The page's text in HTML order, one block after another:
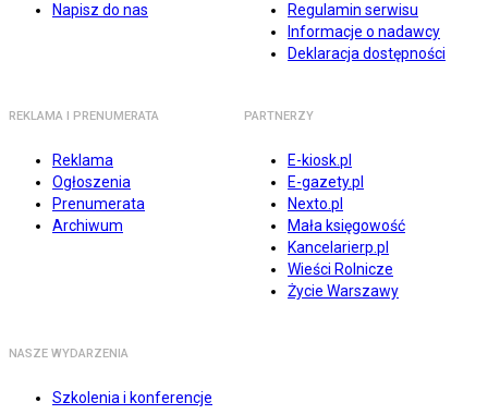
Napisz do nas
Regulamin serwisu
Informacje o nadawcy
Deklaracja dostępności
REKLAMA I PRENUMERATA
Reklama
Ogłoszenia
Prenumerata
Archiwum
PARTNERZY
E-kiosk.pl
E-gazety.pl
Nexto.pl
Mała księgowość
Kancelarierp.pl
Wieści Rolnicze
Życie Warszawy
NASZE WYDARZENIA
Szkolenia i konferencje